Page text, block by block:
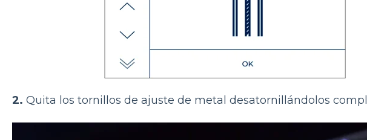
2. Quita los tornillos de ajuste de metal desatornillándolos